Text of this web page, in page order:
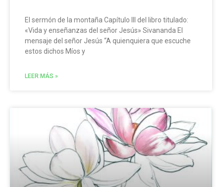
El sermón de la montaña Capítulo III del libro titulado:
«Vida y enseñanzas del señor Jesús» Sivananda El
mensaje del señor Jesús “A quienquiera que escuche
estos dichos Míos y
LEER MÁS »